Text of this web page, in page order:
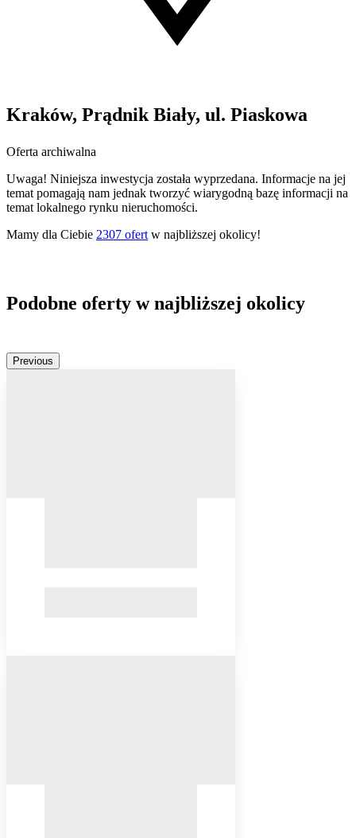
Kraków, Prądnik Biały, ul. Piaskowa
Oferta archiwalna
Uwaga! Niniejsza inwestycja została wyprzedana. Informacje na jej
temat pomagają nam jednak tworzyć wiarygodną bazę informacji na
temat lokalnego rynku nieruchomości.
Mamy dla Ciebie 2307 ofert w najbliższej okolicy!
Podobne oferty w najbliższej okolicy
Previous